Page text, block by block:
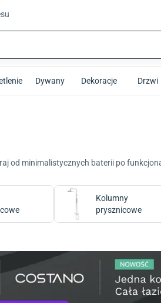
Dywany Dekoracje Drzwi
od minimalistycznych baterii po
Kolumny
prysznicowe